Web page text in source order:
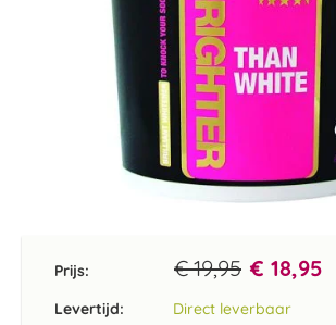
Prijs: € 19,95 € 18,95
Levertijd: Direct leverbaar
begin